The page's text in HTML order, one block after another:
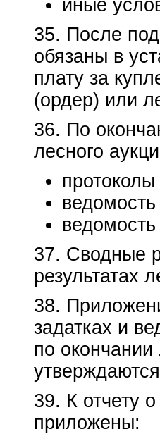
иные
35. После
обязаны в
плату за
(ордер) или
36. По
лесного
37. Сводные
результатах
38.
задатках и
по
39. К отчету
приложены: